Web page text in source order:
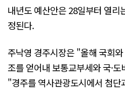
내년도 예산안은 28일부터 열리
정된다.
주낙영 경주시장은 "올해 국회
조를 얻어내 보통교부세와 국·
"경주를 역사관광도시에서 첨